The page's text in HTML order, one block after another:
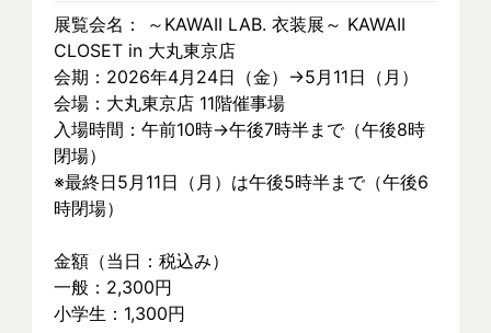
展覧会名： ～KAWAII LAB. 衣装展～ KAWAII
CLOSET in 大丸東京店
会期：2026年4月24日（金）→5月11日（月）
会場：大丸東京店 11階催事場
入場時間：午前10時→午後7時半まで（午後8時
閉場）
※最終日5月11日（月）は午後5時半まで（午後6
時閉場）
金額（当日：税込み）
一般：2,300円
小学生：1,300円